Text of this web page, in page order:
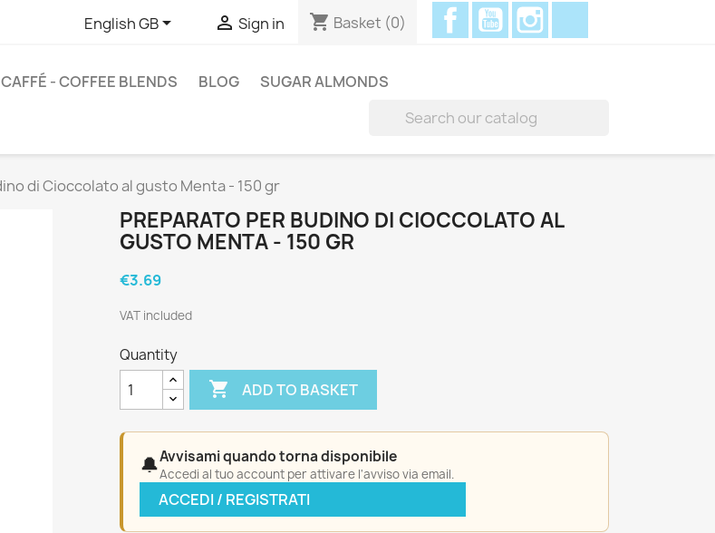
English GB  Sign in shopping_cart Basket (0)
FacebookYouTube
- COFFEE BLENDS BLOG SUGAR ALMONDS
di Cioccolato al gusto Menta - 150 gr
PREPARATO PER BUDINO DI CIOCCOLATO AL
GUSTO MENTA - 150 GR
€3.69
VAT included
Quantity
 ADD TO BASKET
🔔Avvisami quando torna disponibile
Accedi al tuo account per attivare l'avviso via email.
ACCEDI / REGISTRATI